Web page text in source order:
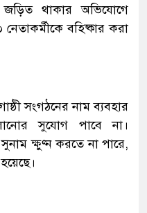
জড়িত থাকার অভিযোগে
বহিষ্কার করা
সংগঠনের নাম ব্যবহার
সুযোগ পাবে না।
ক্ষুণ্ন করতে না পারে,